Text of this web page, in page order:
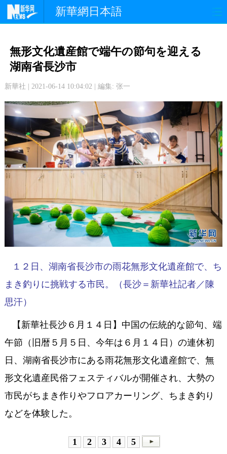
新華網日本語
文 化
中日交流 国 際
無形文化遺産館で端午の節句を迎える
湖南省長沙市
新華社 | 2021-06-14 10:04:02 | 編集: 张一
１２日、湖南省長沙市の雨花無形文化遺産館で、ち
まき釣りに挑戦する市民。（長沙＝新華社記者／陳
思汗）
【新華社長沙６月１４日】中国の伝統的な節句、端
午節（旧暦５月５日、今年は６月１４日）の連休初
日、湖南省長沙市にある雨花無形文化遺産館で、無
形文化遺産民俗フェスティバルが開催され、大勢の
市民がちまき作りやフロアカーリング、ちまき釣り
などを体験した。
1 2 3 4 5